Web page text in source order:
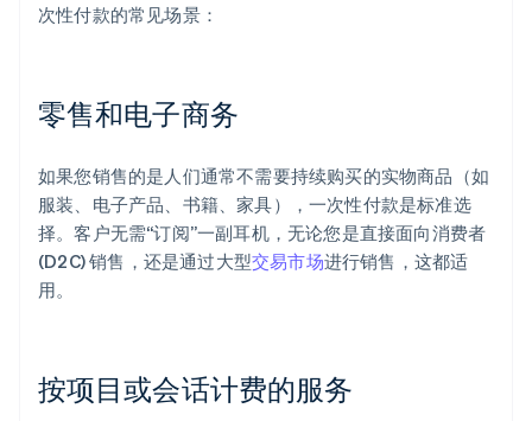
次性付款的常见场景：
零售和电子商务
如果您销售的是人们通常不需要持续购买的实物商品（如
服装、电子产品、书籍、家具），一次性付款是标准选
择。客户无需“订阅”一副耳机，无论您是直接面向消费者
(D2C) 销售，还是通过大型交易市场进行销售，这都适
用。
按项目或会话计费的服务